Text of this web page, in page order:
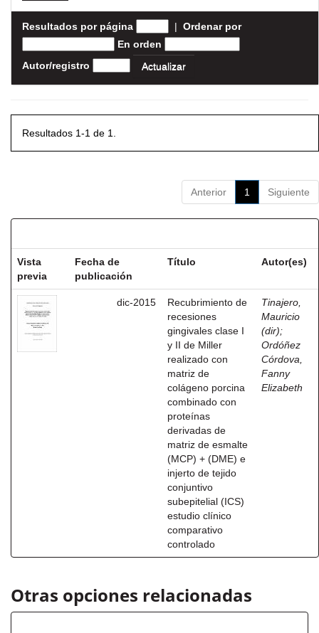
Resultados por página | Ordenar por
En orden
Autor/registro
Resultados 1-1 de 1.
Anterior 1 Siguiente
Vista
previa
Fecha de
publicación
Título Autor(es)
dic-2015
Recubrimiento de
recesiones
gingivales clase I
y II de Miller
realizado con
matriz de
colágeno porcina
combinado con
proteínas
derivadas de
matriz de esmalte
(MCP) + (DME) e
injerto de tejido
conjuntivo
subepitelial (ICS)
estudio clínico
comparativo
controlado
Tinajero,
Mauricio
(dir);
Ordóñez
Córdova,
Fanny
Elizabeth
Otras opciones relacionadas